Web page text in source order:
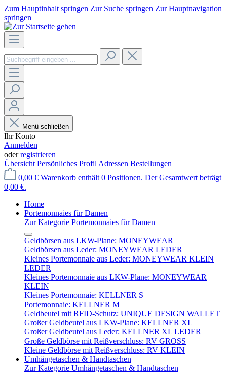
Zum Hauptinhalt springen Zur Suche springen Zur Hauptnavigation
springen
Menü schließen
Ihr Konto
Anmelden
oderregistrieren
Übersicht Persönliches Profil Adressen Bestellungen
0,00 € Warenkorb enthält 0 Positionen. Der Gesamtwert beträgt
0,00 €.
Home
Portemonnaies für Damen
Zur Kategorie Portemonnaies für Damen
Geldbörsen aus LKW-Plane: MONEYWEAR
Geldbörsen aus Leder: MONEYWEAR LEDER
Kleines Portemonnaie aus Leder: MONEYWEAR KLEIN
LEDER
Kleines Portemonnaie aus LKW-Plane: MONEYWEAR
KLEIN
Kleines Portemonnaie: KELLNER S
Portemonnaie: KELLNER M
Geldbeutel mit RFID-Schutz: UNIQUE DESIGN WALLET
Großer Geldbeutel aus LKW-Plane: KELLNER XL
Großer Geldbeutel aus Leder: KELLNER XL LEDER
Große Geldbörse mit Reißverschluss: RV GROSS
Kleine Geldbörse mit Reißverschluss: RV KLEIN
Umhängetaschen & Handtaschen
Zur Kategorie Umhängetaschen & Handtaschen